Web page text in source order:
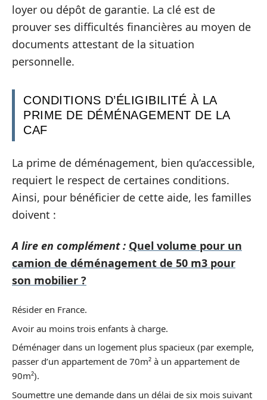
loyer ou dépôt de garantie. La clé est de
prouver ses difficultés financières au moyen de
documents attestant de la situation
personnelle.
CONDITIONS D’ÉLIGIBILITÉ À LA
PRIME DE DÉMÉNAGEMENT DE LA
CAF
La prime de déménagement, bien qu’accessible,
requiert le respect de certaines conditions.
Ainsi, pour bénéficier de cette aide, les familles
doivent :
A lire en complément : Quel volume pour un
camion de déménagement de 50 m3 pour
son mobilier ?
Résider en France.
Avoir au moins trois enfants à charge.
Déménager dans un logement plus spacieux (par exemple,
passer d’un appartement de 70m² à un appartement de
90m²).
Soumettre une demande dans un délai de six mois suivant